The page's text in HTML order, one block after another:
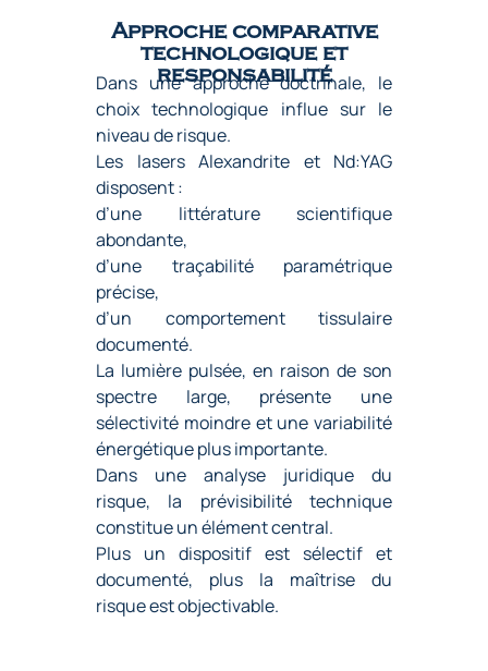
Approche comparative
technologique et
responsabilité
Dans une approche doctrinale, le
choix technologique influe sur le
niveau de risque.
Les lasers Alexandrite et Nd:YAG
disposent :
d’une littérature scientifique
abondante,
d’une traçabilité paramétrique
précise,
d’un comportement tissulaire
documenté.
La lumière pulsée, en raison de son
spectre large, présente une
sélectivité moindre et une variabilité
énergétique plus importante.
Dans une analyse juridique du
risque, la prévisibilité technique
constitue un élément central.
Plus un dispositif est sélectif et
documenté, plus la maîtrise du
risque est objectivable.